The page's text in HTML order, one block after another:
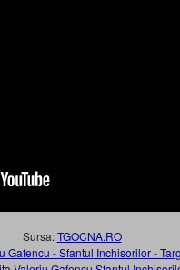
Sursa:TGOCNA.RO